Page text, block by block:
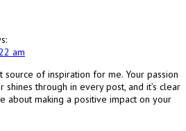
am
source of inspiration for me. Your passion
through in every post, and it’s clear
about making a positive impact on your